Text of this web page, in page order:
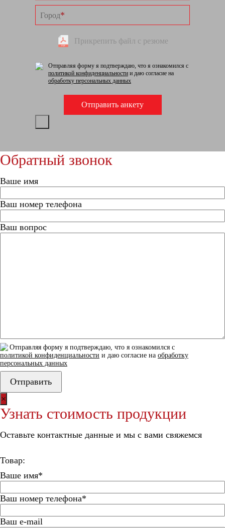
Город*
Прикрепить файл с резюме
Отправляя форму я подтверждаю, что я ознакомился с
политикой конфиденциальности и даю согласие на
обработку персональных данных
Обратный звонок
Ваше имя
Ваш номер телефона
Ваш вопрос
Отправляя форму я подтверждаю, что я ознакомился с
политикой конфиденциальности и даю согласие на обработку
персональных данных
×
Узнать стоимость продукции
Оставьте контактные данные и мы с вами свяжемся
Товар:
Ваше имя*
Ваш номер телефона*
Ваш e-mail